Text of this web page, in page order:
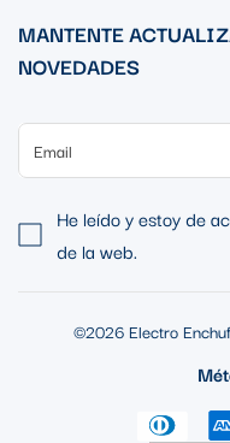
MANTENTE
NOVEDADES
He leído y estoy de
de la web.
©2026 Electro